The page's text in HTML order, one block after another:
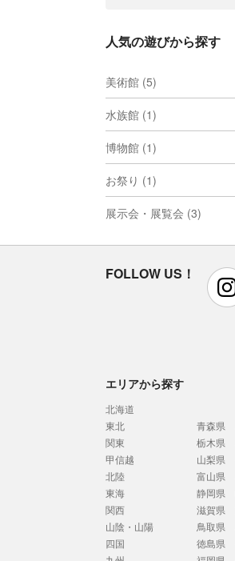
人気の遊びから探す
美術館 (5)
水族館 (1)
博物館 (1)
お祭り (1)
展示会・展覧会 (3)
FOLLOW US！
エリアから探す
北海道
東北
青森県
関東
栃木県
甲信越
山梨県
北陸
富山県
東海
静岡県
関西
滋賀県
山陰・山陽
鳥取県
四国
徳島県